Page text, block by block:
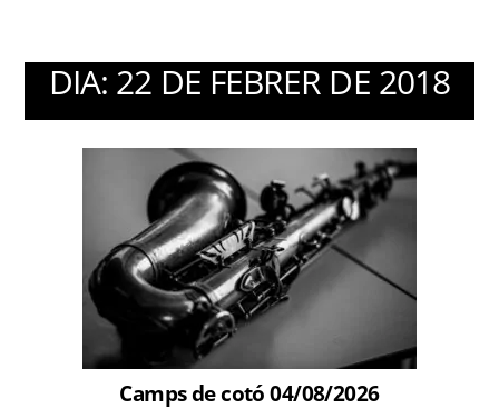
DIA: 22 DE FEBRER DE 2018
Camps de cotó 04/08/2026